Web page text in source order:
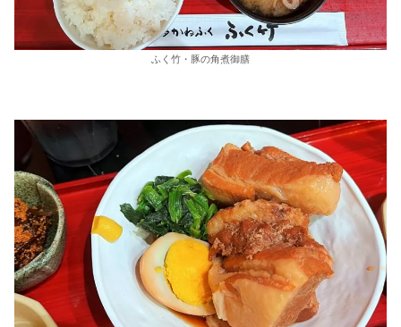
ふく竹・豚の角煮御膳